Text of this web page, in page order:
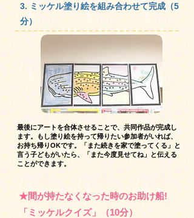
3. ミッケル塗り絵を組み合わせて完成（5
分）
最後にアートを合体させることで、共同作品が完成し
ます。もし塗り絵を持って帰りたい参加者がいれば、
お持ち帰りOKです。「また続きを家で塗ってくる」と
言う子どもがいたら、「また今度見せてね」と伝える
ことができます。
★間が持たなくなった時のお助け船!
「ミッケルクイズ」（10分）